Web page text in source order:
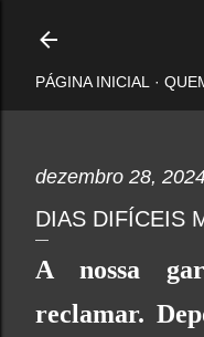
PÁGINA INICIAL
dezembro 28,
DIAS DIFÍCEIS
A nossa
reclamar.